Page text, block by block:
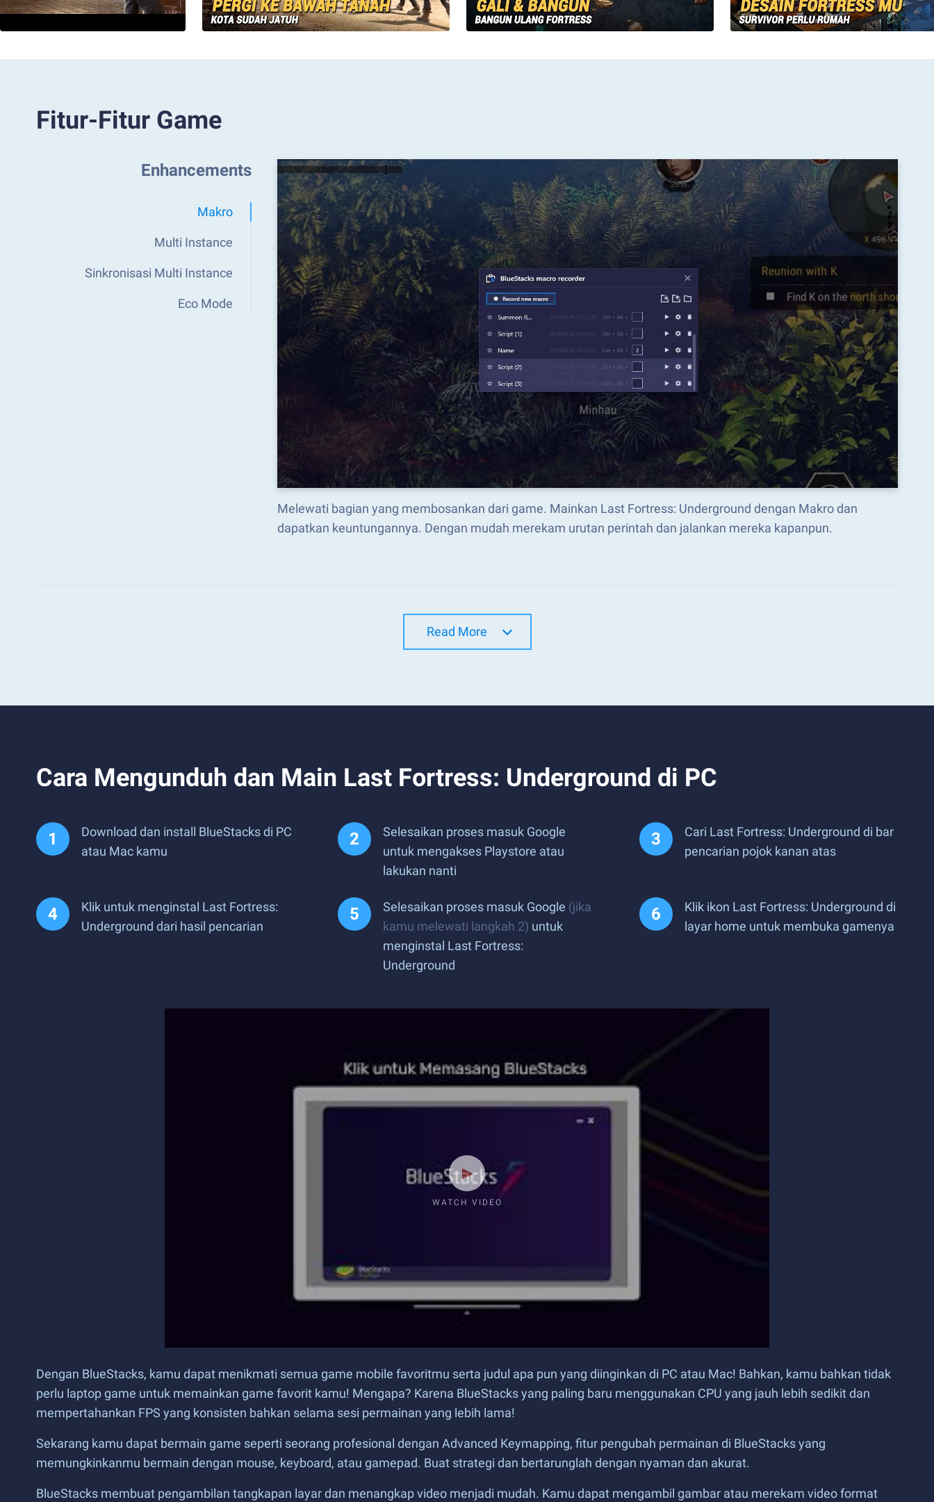
Fitur-Fitur Game
Enhancements
Makro
Multi Instance
Sinkronisasi Multi Instance
Eco Mode
Melewati bagian yang membosankan dari game. Mainkan Last Fortress: Underground dengan Makro dan
dapatkan keuntungannya. Dengan mudah merekam urutan perintah dan jalankan mereka kapanpun.
Read More
Cara Mengunduh dan Main Last Fortress: Underground di PC
Download dan install BlueStacks di PC
atau Mac kamu
Selesaikan proses masuk Google
untuk mengakses Playstore atau
lakukan nanti
Cari Last Fortress: Underground di bar
pencarian pojok kanan atas
Klik untuk menginstal Last Fortress:
Underground dari hasil pencarian
Selesaikan proses masuk Google (jika
kamu melewati langkah 2) untuk
menginstal Last Fortress:
Underground
Klik ikon Last Fortress: Underground di
layar home untuk membuka gamenya
WATCH VIDEO
Dengan BlueStacks, kamu dapat menikmati semua game mobile favoritmu serta judul apa pun yang diinginkan di PC atau Mac! Bahkan, kamu bahkan tidak
perlu laptop game untuk memainkan game favorit kamu! Mengapa? Karena BlueStacks yang paling baru menggunakan CPU yang jauh lebih sedikit dan
mempertahankan FPS yang konsisten bahkan selama sesi permainan yang lebih lama!
Sekarang kamu dapat bermain game seperti seorang profesional dengan Advanced Keymapping, fitur pengubah permainan di BlueStacks yang
memungkinkanmu bermain dengan mouse, keyboard, atau gamepad. Buat strategi dan bertarunglah dengan nyaman dan akurat.
BlueStacks membuat pengambilan tangkapan layar dan menangkap video menjadi mudah. Kamu dapat mengambil gambar atau merekam video format